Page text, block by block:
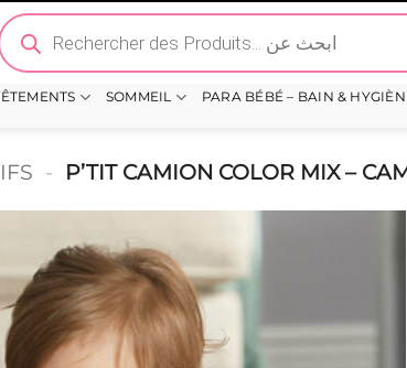
Recherche
de
SOMMEIL PARA BÉBÉ – BAIN &
- P’TIT CAMION COLOR MIX –